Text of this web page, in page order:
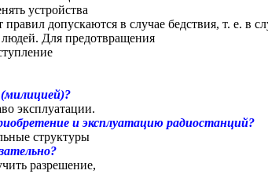
устройства
допускаются в случае бедствия, т. е. в
Для предотвращения
эксплуатации.
и эксплуатацию pадиостанций?
структуры
разрешение,